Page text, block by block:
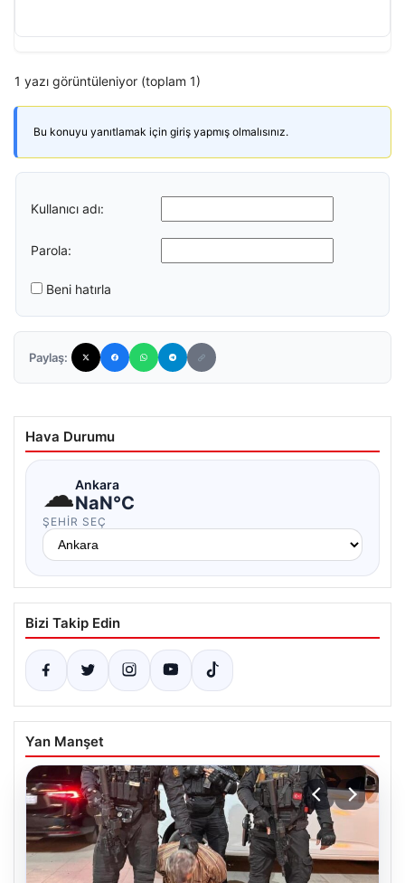
1 yazı görüntüleniyor (toplam 1)
Bu konuyu yanıtlamak için giriş yapmış olmalısınız.
Kullanıcı adı:
Parola:
Beni hatırla
Paylaş:
Hava Durumu
☁Ankara
NaN°C
ŞEHIR SEÇ
Bizi Takip Edin
Yan Manşet